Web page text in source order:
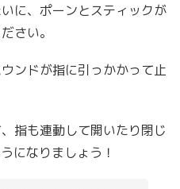
に、ポーンとスティックが
さい。
ンドが指に引っかかって止
指も連動して開いたり閉じ
になりましょう！